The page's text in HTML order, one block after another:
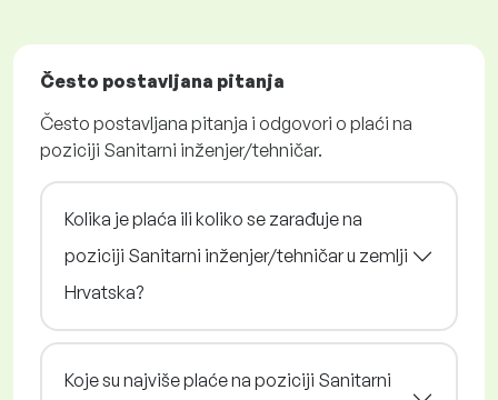
Često postavljana pitanja
Često postavljana pitanja i odgovori o plaći na
poziciji Sanitarni inženjer/tehničar.
Kolika je plaća ili koliko se zarađuje na
poziciji Sanitarni inženjer/tehničar u zemlji
Hrvatska?
Koje su najviše plaće na poziciji Sanitarni